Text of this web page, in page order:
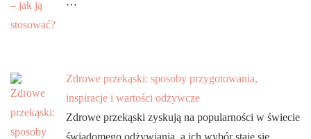
Zdrowe przekąski: sposoby przygotowania,
inspiracje i wartości odżywcze
Zdrowe przekąski zyskują na popularności w świecie
świadomego odżywiania, a ich wybór staje się …